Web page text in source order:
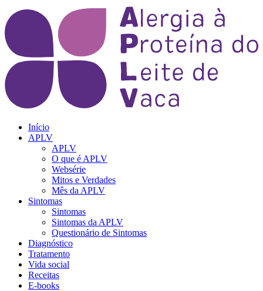
Início
APLV
APLV
O que é APLV
Websérie
Mitos e Verdades
Mês da APLV
Sintomas
Sintomas
Sintomas da APLV
Questionário de Sintomas
Diagnóstico
Tratamento
Vida social
Receitas
E-books